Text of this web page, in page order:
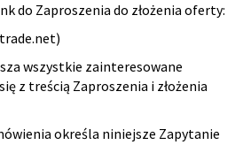
do Zaproszenia do złożenia oferty:
wszystkie zainteresowane
z treścią Zaproszenia i złożenia
określa niniejsze Zapytanie